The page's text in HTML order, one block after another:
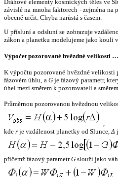
Dráhové elementy kosmických těles ve
závislé na mnoha faktorech - zejména
obecně určit. Chyba narůstá s časem.
U přísluní a odsluní se zobrazuje
zákon a planetku modelujeme jako kouli
Výpočet pozorované hvězdné velikosti …
K výpočtu pozorované hvězdné velikosti
fázovém úhlu, a Gje fázový parametr,
úhel mezi směrem k pozorovateli a
Průměrnou pozorovanou hvězdnou
,
kde r je vzdálenost planetky od Slunce,Δ
přičemž fázový parametrG slouží jako